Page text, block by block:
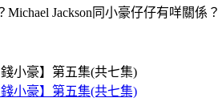
Jackson同小豪仔仔有咩關係？